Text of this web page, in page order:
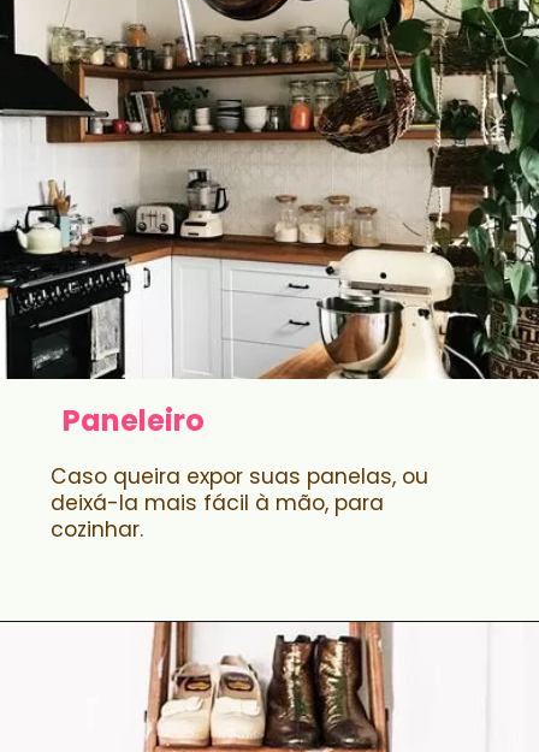
Paneleiro
Caso queira expor suas panelas, ou
deixá-la mais fácil à mão, para
cozinhar.